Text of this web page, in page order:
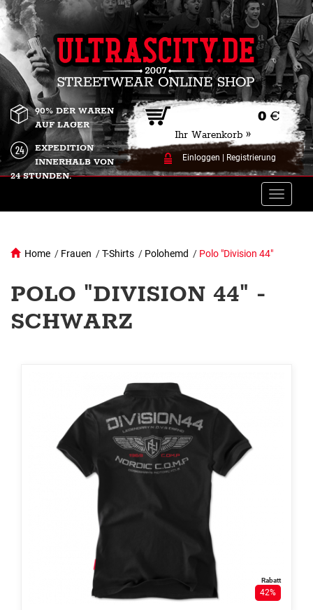
0 €
Ihr Warenkorb »
Einloggen Registrierung
90% DER WAREN
AUF LAGER
EXPEDITION
INNERHALB VON
24 STUNDEN.
Toggle
Home / Frauen /T-Shirts / Polohemd / Polo "Division 44"
POLO "DIVISION 44" -
SCHWARZ
Rabatt
42%